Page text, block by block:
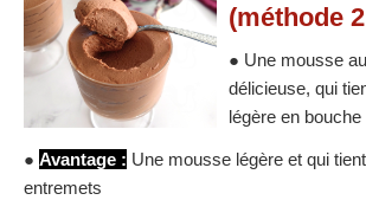
(méthode
● Une mousse
délicieuse, qui
légère en bouche
● Avantage : Une mousse légère et qui
entremets